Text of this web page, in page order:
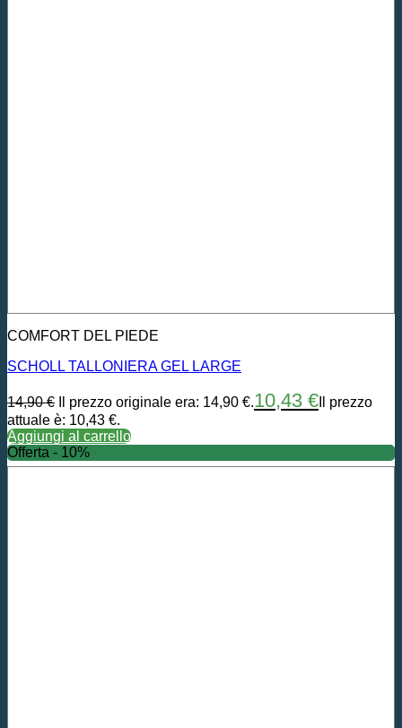
COMFORT DEL PIEDE
SCHOLL TALLONIERA GEL LARGE
14,90€ Il prezzo originale era: 14,90 €.10,43 € Il prezzo
attuale è: 10,43 €.
Aggiungi al carrello
Offerta - 10%